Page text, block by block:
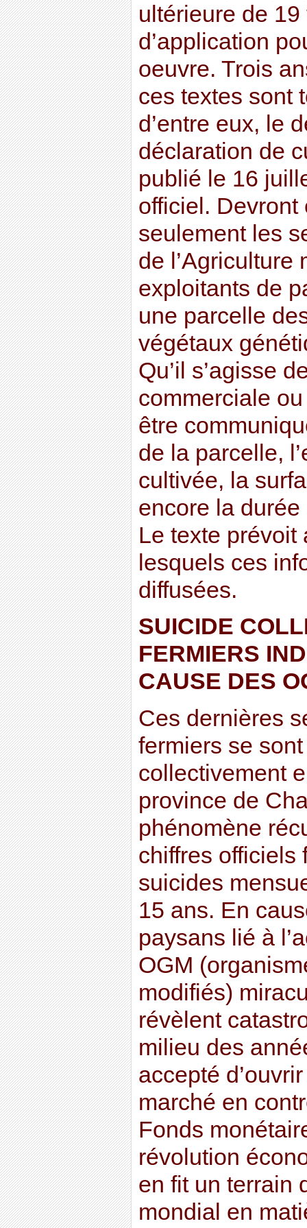
ultérieure de
d’application
oeuvre. Trois
ces textes sont
d’entre eux, le
déclaration de
publié le 16
officiel. Devront
seulement les
de l’Agriculture
exploitants de
une parcelle
végétaux
Qu’il s’agisse
commerciale
être
de la parcelle,
cultivée, la
encore la
Le texte prévoit
lesquels ces
diffusées.
SUICIDE
FERMIERS
CAUSE DES
Ces dernières
fermiers se
collectivement
province de
phénomène
chiffres officiels
suicides
15 ans. En
paysans lié à
OGM
modifiés)
révèlent
milieu des
accepté
marché en
Fonds
révolution
en fit un terrain
mondial en